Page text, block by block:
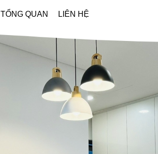
TỔNG QUAN LIÊN HỆ